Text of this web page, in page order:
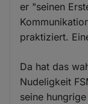
er "seinen
praktiziert.
Da hat das
Nudeligkeit
seine